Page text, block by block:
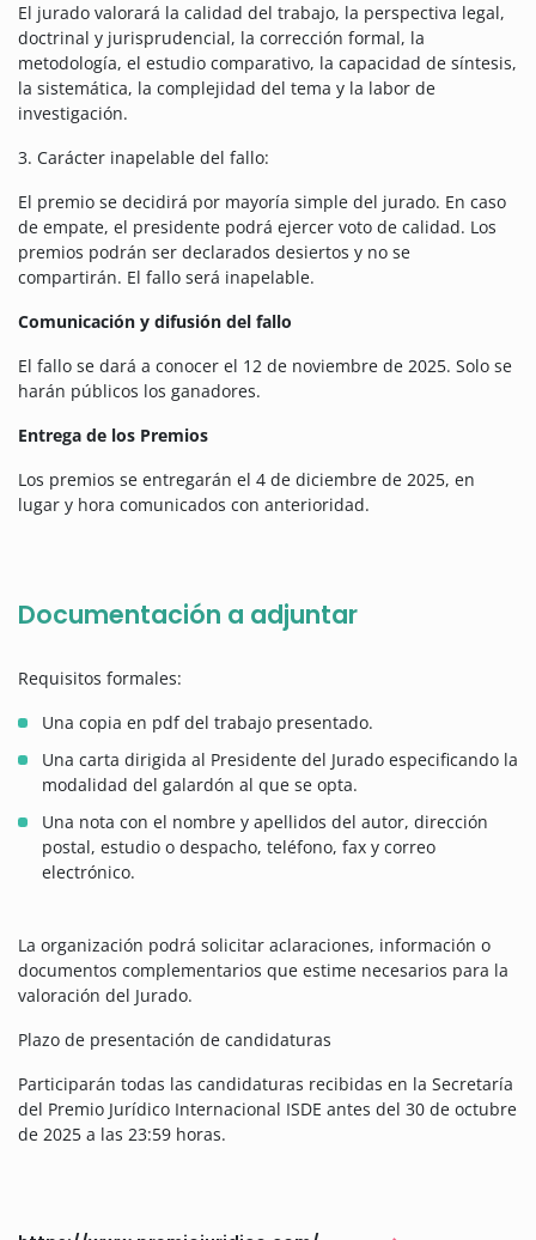
El jurado valorará la calidad del trabajo, la perspectiva legal,
doctrinal y jurisprudencial, la corrección formal, la
metodología, el estudio comparativo, la capacidad de síntesis,
la sistemática, la complejidad del tema y la labor de
investigación.
3. Carácter inapelable del fallo:
El premio se decidirá por mayoría simple del jurado. En caso
de empate, el presidente podrá ejercer voto de calidad. Los
premios podrán ser declarados desiertos y no se
compartirán. El fallo será inapelable.
Comunicación y difusión del fallo
El fallo se dará a conocer el 12 de noviembre de 2025. Solo se
harán públicos los ganadores.
Entrega de los Premios
Los premios se entregarán el 4 de diciembre de 2025, en
lugar y hora comunicados con anterioridad.
Documentación a adjuntar
Requisitos formales:
Una copia en pdf del trabajo presentado.
Una carta dirigida al Presidente del Jurado especificando la
modalidad del galardón al que se opta.
Una nota con el nombre y apellidos del autor, dirección
postal, estudio o despacho, teléfono, fax y correo
electrónico.
La organización podrá solicitar aclaraciones, información o
documentos complementarios que estime necesarios para la
valoración del Jurado.
Plazo de presentación de candidaturas
Participarán todas las candidaturas recibidas en la Secretaría
del Premio Jurídico Internacional ISDE antes del 30 de octubre
de 2025 a las 23:59 horas.